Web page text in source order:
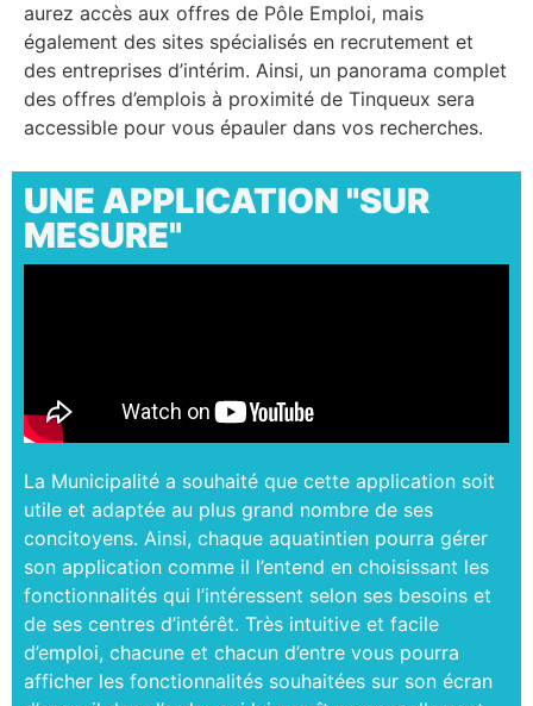
aurez accès aux offres de Pôle Emploi, mais
également des sites spécialisés en recrutement et
des entreprises d’intérim. Ainsi, un panorama complet
des offres d’emplois à proximité de Tinqueux sera
accessible pour vous épauler dans vos recherches.
UNE APPLICATION "SUR
MESURE"
La Municipalité a souhaité que cette application soit
utile et adaptée au plus grand nombre de ses
concitoyens. Ainsi, chaque aquatintien pourra gérer
son application comme il l’entend en choisissant les
fonctionnalités qui l’intéressent selon ses besoins et
de ses centres d’intérêt. Très intuitive et facile
d’emploi, chacune et chacun d’entre vous pourra
afficher les fonctionnalités souhaitées sur son écran